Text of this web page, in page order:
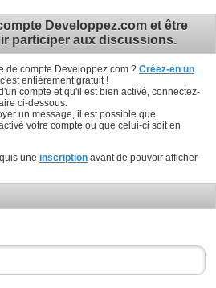
Developpez.com et être
participer aux discussions.
de compte Developpez.com ? Créez-en un
, c'est entièrement gratuit !
compte et qu'il est bien activé, connectez-
ci-dessous.
un message, il est possible que
votre compte ou que celui-ci soit en
une inscription avant de pouvoir afficher